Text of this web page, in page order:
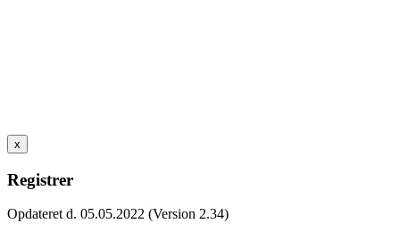
x
Registrer
Opdateret d. 05.05.2022 (Version 2.34)